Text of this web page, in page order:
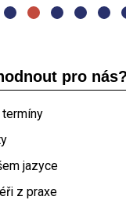
pro nás?
termíny
jazyce
z praxe